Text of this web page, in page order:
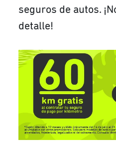
seguros de autos.
detalle!